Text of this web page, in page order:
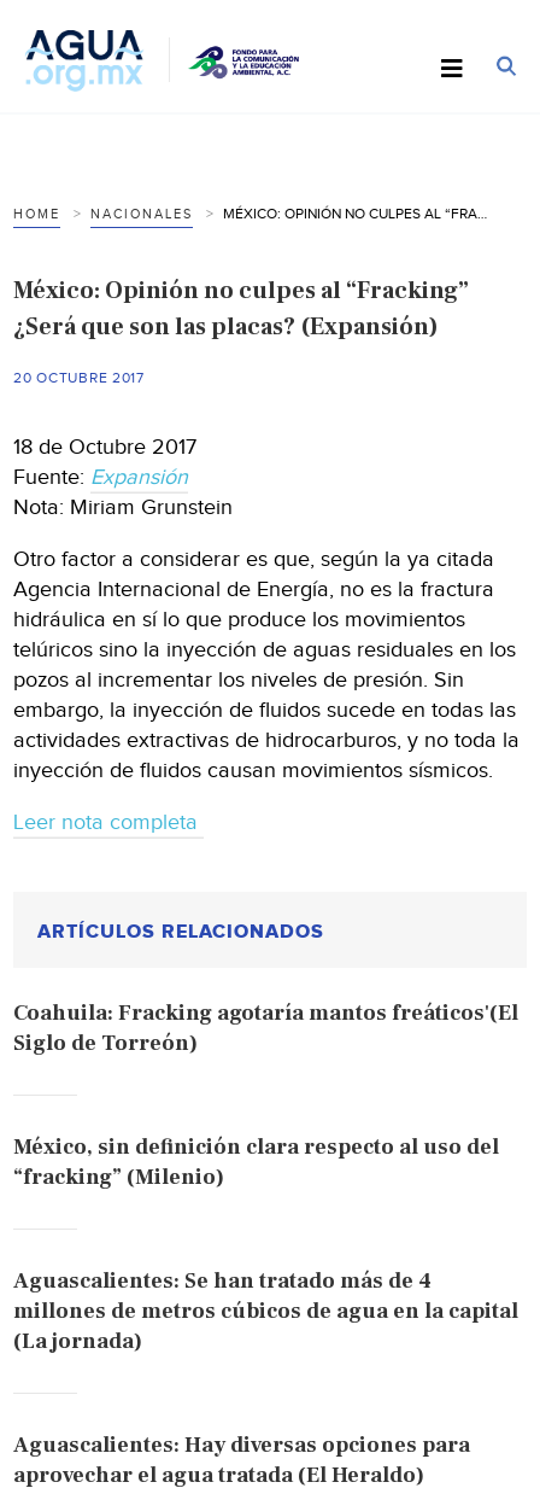
HOME NACIONALES
México: Opinión no culpes al “Fracking”
¿Será que son las placas? (Expansión)
20 OCTUBRE 2017
18 de Octubre 2017
Fuente: Expansión
Nota: Miriam Grunstein
Otro factor a considerar es que, según la ya citada
Agencia Internacional de Energía, no es la fractura
hidráulica en sí lo que produce los movimientos
telúricos sino la inyección de aguas residuales en los
pozos al incrementar los niveles de presión. Sin
embargo, la inyección de fluidos sucede en todas las
actividades extractivas de hidrocarburos, y no toda la
inyección de fluidos causan movimientos sísmicos.
Leer nota completa
ARTÍCULOS RELACIONADOS
Coahuila: Fracking agotaría mantos freáticos'(El
Siglo de Torreón)
México, sin definición clara respecto al uso del
“fracking” (Milenio)
Aguascalientes: Se han tratado más de 4
millones de metros cúbicos de agua en la capital
(La jornada)
Aguascalientes: Hay diversas opciones para
aprovechar el agua tratada (El Heraldo)